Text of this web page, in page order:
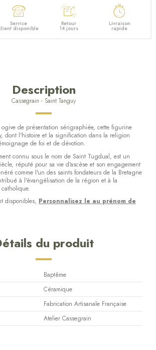
Service
disponible
Retour
14 jours
Livraison
rapide
Description
Cassegrain - Saint Tanguy
de présentation sérigraphiée, cette figurine
dont l'histoire et la signification dans la religion
de foi et de dévotion.
connu sous le nom de Saint Tugdual, est un
réputé pour sa vie d'ascèse et son engagement
comme l'un des saints fondateurs de la Bretagne
à l'évangélisation de la région et à la
disponibles, Personnalisez le au prénom de
du produit
Baptême
Céramique
Fabrication Artisanale Française
Atelier Cassegrain